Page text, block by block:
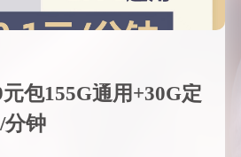
包155G通用+30G定
分钟